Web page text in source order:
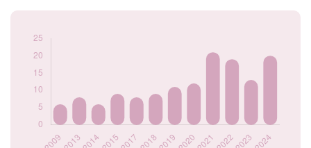
prénom Zoya par
2023
2024